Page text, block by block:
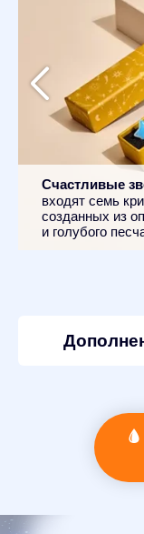
Счастливые
входят семь
созданных из
и голубого